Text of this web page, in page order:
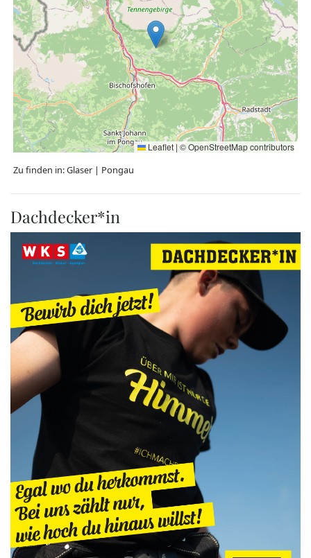
Leaflet | ©OpenStreetMapcontributors
Zu finden in:Glaser | Pongau
Dachdecker*in